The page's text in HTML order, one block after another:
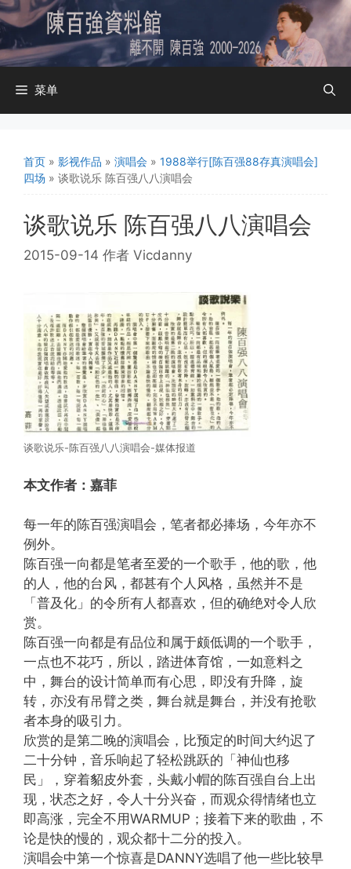
跳
至
内
容
菜单
首页 » 影视作品 » 演唱会 » 1988举行[陈百强88存真演唱会]
四场 » 谈歌说乐 陈百强八八演唱会
谈歌说乐 陈百强八八演唱会
2015-09-14 作者 Vicdanny
谈歌说乐-陈百强八八演唱会-媒体报道
本文作者：嘉菲
每一年的陈百强演唱会，笔者都必捧场，今年亦不
例外。
陈百强一向都是笔者至爱的一个歌手，他的歌，他
的人，他的台风，都甚有个人风格，虽然并不是
「普及化」的令所有人都喜欢，但的确绝对令人欣
赏。
陈百强一向都是有品位和属于颇低调的一个歌手，
一点也不花巧，所以，踏进体育馆，一如意料之
中，舞台的设计简单而有心思，即没有升降，旋
转，亦没有吊臂之类，舞台就是舞台，并没有抢歌
者本身的吸引力。
欣赏的是第二晚的演唱会，比预定的时间大约迟了
二十分钟，音乐响起了轻松跳跃的「神仙也移
民」，穿着貂皮外套，头戴小帽的陈百强自台上出
现，状态之好，令人十分兴奋，而观众得情绪也立
即高涨，完全不用WARMUP；接着下来的歌曲，不
论是快的慢的，观众都十二分的投入。
演唱会中第一个惊喜是DANNY选唱了他一些比较早